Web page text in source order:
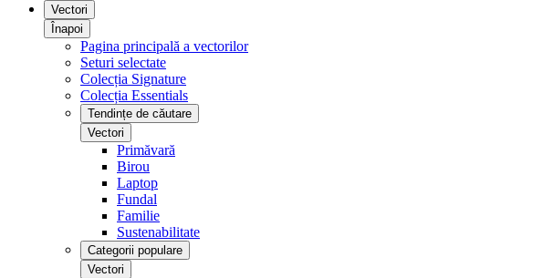
Vectori
Înapoi
Pagina principală a vectorilor
Seturi selectate
Colecția Signature
Colecția Essentials
Tendințe de căutare
Vectori
Primăvară
Birou
Laptop
Fundal
Familie
Sustenabilitate
Categorii populare
Vectori